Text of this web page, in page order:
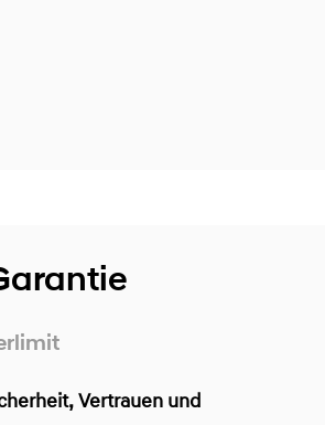
Vertrauen und